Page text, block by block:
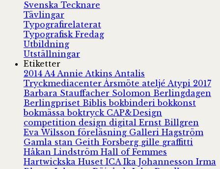
Svenska Tecknare
Tävlingar
Typografirelaterat
Typografisk Fredag
Utbildning
Utställningar
Etiketter
2014 A4 Annie Atkins Antalis
Tryckmediacenter Årsmöte ateljé Atypi 2017
Barbara Stauffacher Solomon Berlingdagen
Berlingpriset Biblisbokbinderibokkonst
bokmässaboktryck CAP&Design
competition design digital Ernst Billgren
Eva Wilsson föreläsning Galleri Hagström
Gamla stan Geith Forsberg gille graffitti
Håkan Lindström Hall of Femmes
Hartwickska Huset ICA Ika Johannesson Irma